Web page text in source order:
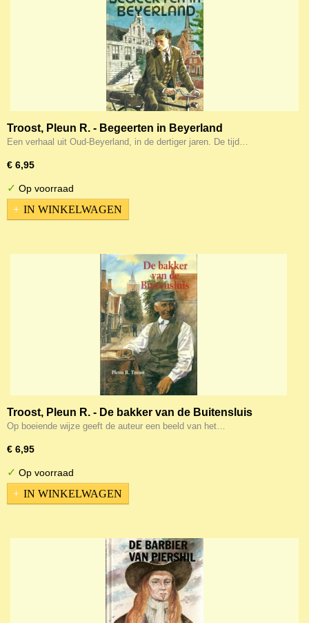
Troost, Pleun R. - Begeerten in Beyerland
Een verhaal uit Oud-Beyerland, in de dertiger jaren. De tijd…
€ 6,95
✓ Op voorraad
IN WINKELWAGEN
Troost, Pleun R. - De bakker van de Buitensluis
Op boeiende wijze geeft de auteur een beeld van het…
€ 6,95
✓ Op voorraad
IN WINKELWAGEN